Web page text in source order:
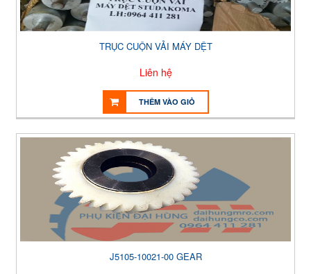
TRỤC CUỘN VẢI MÁY DỆT
Liên hệ
THÊM VÀO GIỎ
J5105-10021-00 GEAR